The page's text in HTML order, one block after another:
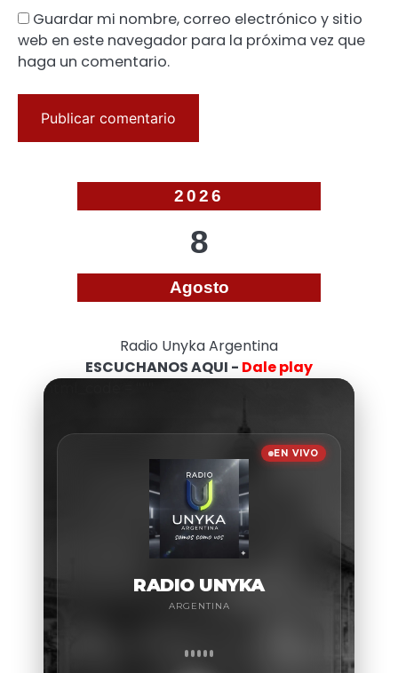
Guardar mi nombre, correo electrónico y sitio
web en este navegador para la próxima vez que
haga un comentario.
2026
8
Agosto
Radio Unyka Argentina
ESCUCHANOS AQUI - Dale play